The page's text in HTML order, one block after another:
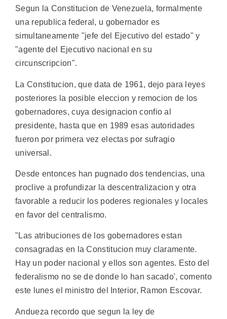
Segun la Constitucion de Venezuela, formalmente
una republica federal, u gobernador es
simultaneamente "jefe del Ejecutivo del estado" y
"agente del Ejecutivo nacional en su
circunscripcion".
La Constitucion, que data de 1961, dejo para leyes
posteriores la posible eleccion y remocion de los
gobernadores, cuya designacion confio al
presidente, hasta que en 1989 esas autoridades
fueron por primera vez electas por sufragio
universal.
Desde entonces han pugnado dos tendencias, una
proclive a profundizar la descentralizacion y otra
favorable a reducir los poderes regionales y locales
en favor del centralismo.
"Las atribuciones de los gobernadores estan
consagradas en la Constitucion muy claramente.
Hay un poder nacional y ellos son agentes. Esto del
federalismo no se de donde lo han sacado', comento
este lunes el ministro del Interior, Ramon Escovar.
Andueza recordo que segun la ley de